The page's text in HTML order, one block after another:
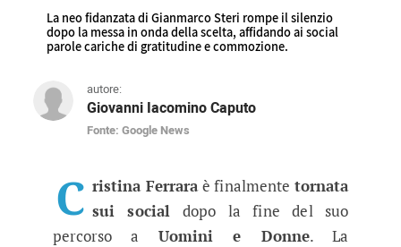
La neo fidanzata di Gianmarco Steri rompe il silenzio
dopo la messa in onda della scelta, affidando ai social
parole cariche di gratitudine e commozione.
autore:
Giovanni Iacomino Caputo
Fonte: Google News
Uomini e Donne, Cristina
C ristina Ferraraè finalmente tornata
sui social dopo la fine del suo
percorso a Uomini e Donne. La